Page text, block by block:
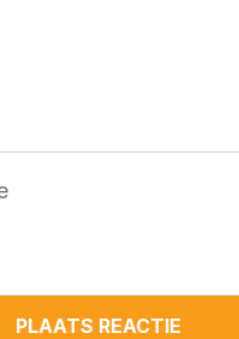
PLAATS REACTIE